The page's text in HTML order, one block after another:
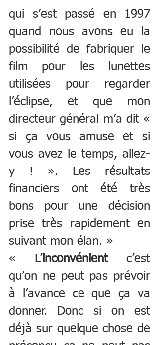
qui s’est passé en 1997
quand nous avons eu la
possibilité de fabriquer le
film pour les lunettes
utilisées pour regarder
l’éclipse, et que mon
directeur général m’a dit «
si ça vous amuse et si
vous avez le temps, allez-
y ! ». Les résultats
financiers ont été très
bons pour une décision
prise très rapidement en
suivant mon élan. »
« L’inconvénient c’est
qu’on ne peut pas prévoir
à l’avance ce que ça va
donner. Donc si on est
déjà sur quelque chose de